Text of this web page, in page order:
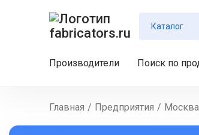
Каталог
Производители Поиск по
Главная / Предприятия / Москва